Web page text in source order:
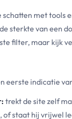
met tools
sterkte van een
filter, maar kijk
eerste indicatie
trekt de site zelf
of staat hij vrijwel